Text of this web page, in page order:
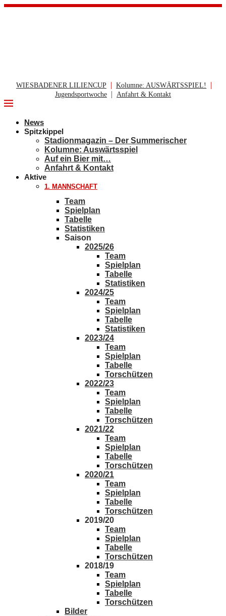
WIESBADENER LILIENCUP | Kolumne: AUSWÄRTSSPIEL! |
Jugendsportwoche | Anfahrt & Kontakt
News
Spitzkippel
Stadionmagazin – Der Summerischer
Kolumne: Auswärtsspiel
Auf ein Bier mit…
Anfahrt & Kontakt
Aktive
1. MANNSCHAFT
Team
Spielplan
Tabelle
Statistiken
Saison
2025/26
Team
Spielplan
Tabelle
Statistiken
2024/25
Team
Spielplan
Tabelle
Statistiken
2023/24
Team
Spielplan
Tabelle
Torschützen
2022/23
Team
Spielplan
Tabelle
Torschützen
2021/22
Team
Spielplan
Tabelle
Torschützen
2020/21
Team
Spielplan
Tabelle
Torschützen
2019/20
Team
Spielplan
Tabelle
Torschützen
2018/19
Team
Spielplan
Tabelle
Torschützen
Bilder